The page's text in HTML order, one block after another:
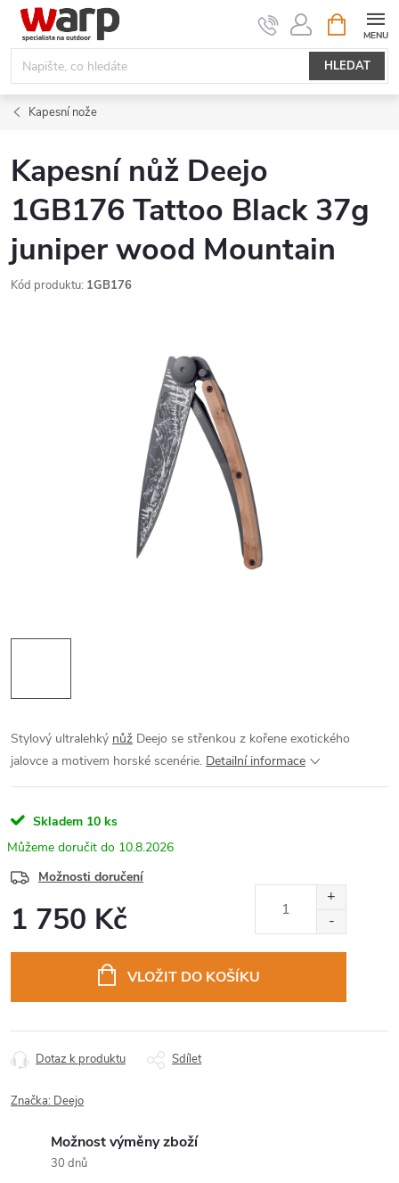
Přejít
obsah
HLEDAT
NÁKUPNÍ
KOŠÍK
Kapesní nože
Kapesní nůž Deejo
1GB176 Tattoo Black 37g
juniper wood Mountain
Kód produktu: 1GB176
Stylový ultralehký nůž Deejo se střenkou z kořene exotického
jalovce a motivem horské scenérie. Detailní informace
Skladem 10 ks
10.8.2026
Možnosti doručení
1 750 Kč
VLOŽIT DO KOŠÍKU
Dotaz k produktu Sdílet
Značka: Deejo
Možnost výměny zboží
30 dnů